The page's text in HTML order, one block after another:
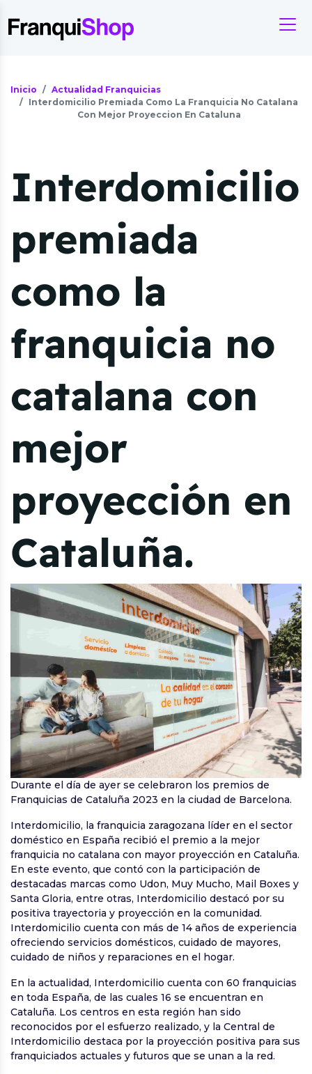
Inicio
Actualidad Franquicias
Interdomicilio Premiada Como La Franquicia No Catalana
Con Mejor Proyeccion En Cataluna
Interdomicilio
premiada
como la
franquicia no
catalana con
mejor
proyección en
Cataluña.
Durante el día de ayer se celebraron los premios de
Franquicias de Cataluña 2023 en la ciudad de Barcelona.
Interdomicilio, la franquicia zaragozana líder en el sector
doméstico en España recibió el premio a la mejor
franquicia no catalana con mayor proyección en Cataluña.
En este evento, que contó con la participación de
destacadas marcas como Udon, Muy Mucho, Mail Boxes y
Santa Gloria, entre otras, Interdomicilio destacó por su
positiva trayectoria y proyección en la comunidad.
Interdomicilio cuenta con más de 14 años de experiencia
ofreciendo servicios domésticos, cuidado de mayores,
cuidado de niños y reparaciones en el hogar.
En la actualidad, Interdomicilio cuenta con 60 franquicias
en toda España, de las cuales 16 se encuentran en
Cataluña. Los centros en esta región han sido
reconocidos por el esfuerzo realizado, y la Central de
Interdomicilio destaca por la proyección positiva para sus
franquiciados actuales y futuros que se unan a la red.